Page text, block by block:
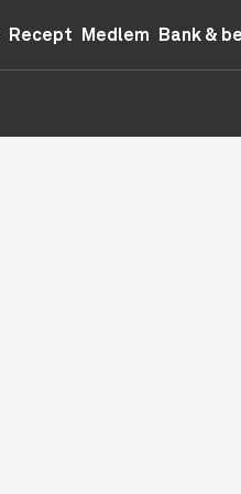
Recept Medlem Bank &